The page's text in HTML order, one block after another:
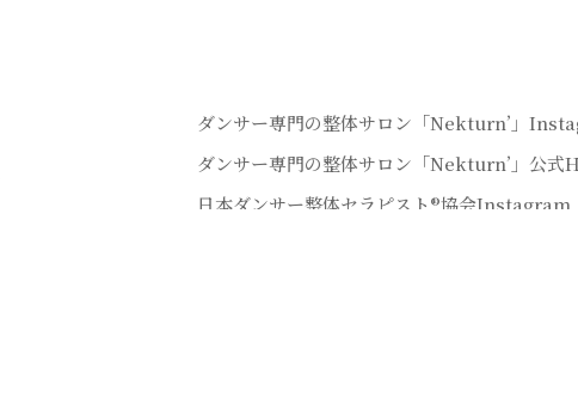
ダンサー専門の整体サロン「Nekturn’」
ダンサー専門の整体サロン「Nekturn’」公式
日本ダンサー整体セラピスト®協会Instagram